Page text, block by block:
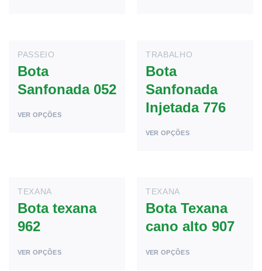
PASSEIO
Bota
Sanfonada 052
VER OPÇÕES
TRABALHO
Bota
Sanfonada
Injetada 776
VER OPÇÕES
TEXANA
Bota texana
962
VER OPÇÕES
TEXANA
Bota Texana
cano alto 907
VER OPÇÕES